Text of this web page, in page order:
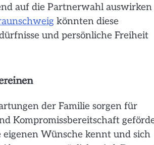
auf die Partnerwahl auswirken
könnten diese
und persönliche Freiheit
der Familie sorgen für
Kompromissbereitschaft
eigenen Wünsche kennt und sich